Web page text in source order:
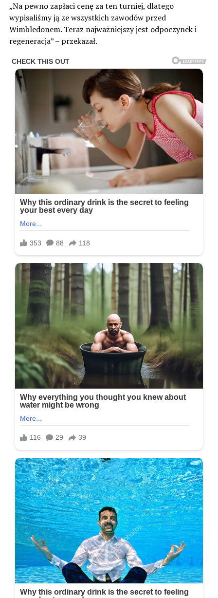
„Na pewno zapłaci cenę za ten turniej, dlatego
wypisaliśmy ją ze wszystkich zawodów przed
Wimbledonem. Teraz najważniejszy jest odpoczynek i
regeneracja” – przekazał.